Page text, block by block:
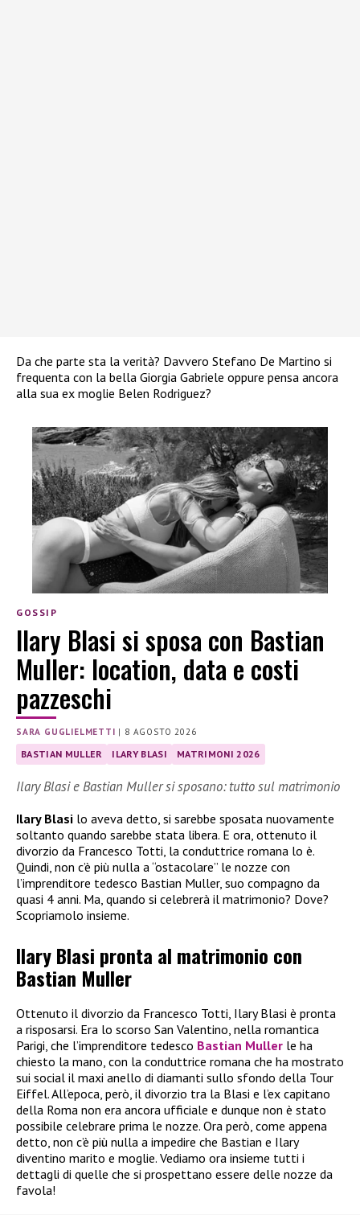
Da che parte sta la verità? Davvero Stefano De Martino si
frequenta con la bella Giorgia Gabriele oppure pensa ancora
alla sua ex moglie Belen Rodriguez?
GOSSIP
Ilary Blasi si sposa con Bastian
Muller: location, data e costi
pazzeschi
SARA GUGLIELMETTI | 8 AGOSTO 2026
BASTIAN MULLER ILARY BLASI MATRIMONI 2026
Ilary Blasi e Bastian Muller si sposano: tutto sul matrimonio
Ilary Blasi lo aveva detto, si sarebbe sposata nuovamente
soltanto quando sarebbe stata libera. E ora, ottenuto il
divorzio da Francesco Totti, la conduttrice romana lo è.
Quindi, non c’è più nulla a “ostacolare” le nozze con
l’imprenditore tedesco Bastian Muller, suo compagno da
quasi 4 anni. Ma, quando si celebrerà il matrimonio? Dove?
Scopriamolo insieme.
Ilary Blasi pronta al matrimonio con
Bastian Muller
Ottenuto il divorzio da Francesco Totti, Ilary Blasi è pronta
a risposarsi. Era lo scorso San Valentino, nella romantica
Parigi, che l’imprenditore tedesco Bastian Muller le ha
chiesto la mano, con la conduttrice romana che ha mostrato
sui social il maxi anello di diamanti sullo sfondo della Tour
Eiffel. All’epoca, però, il divorzio tra la Blasi e l’ex capitano
della Roma non era ancora ufficiale e dunque non è stato
possibile celebrare prima le nozze. Ora però, come appena
detto, non c’è più nulla a impedire che Bastian e Ilary
diventino marito e moglie. Vediamo ora insieme tutti i
dettagli di quelle che si prospettano essere delle nozze da
favola!